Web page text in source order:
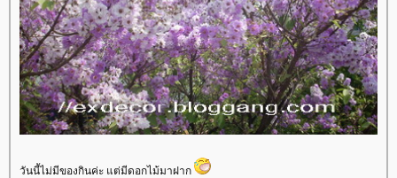
วันนี้ไม่มีของกินค่ะ แต่มีดอกไม้มาฝาก